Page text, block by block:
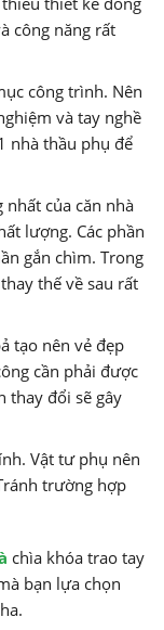
công năng rất
công trình. Nên
và tay nghề
nhà thầu phụ để
của căn nhà
lượng. Các phần
gắn chìm. Trong
thế về sau rất
tạo nên vẻ đẹp
cần phải được
thay đổi sẽ gây
Vật tư phụ nên
trường hợp
chìa khóa trao tay
bạn lựa chọn